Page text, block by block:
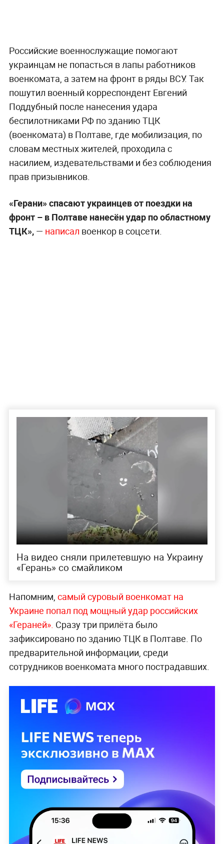
Российские военнослужащие помогают
украинцам не попасться в лапы работников
военкомата, а затем на фронт в ряды ВСУ. Так
пошутил военный корреспондент Евгений
Поддубный после нанесения удара
беспилотниками РФ по зданию ТЦК
(военкомата) в Полтаве, где мобилизация, по
словам местных жителей, проходила с
насилием, издевательствами и без соблюдения
прав призывников.
«Герани» спасают украинцев от поездки на
фронт – в Полтаве нанесён удар по областному
ТЦК», — написал военкор в соцсети.
На видео сняли прилетевшую на Украину
«Герань» со смайликом
Напомним, самый суровый военкомат на
Украине попал под мощный удар российских
«Гераней». Сразу три прилёта было
зафиксировано по зданию ТЦК в Полтаве. По
предварительной информации, среди
сотрудников военкомата много пострадавших.